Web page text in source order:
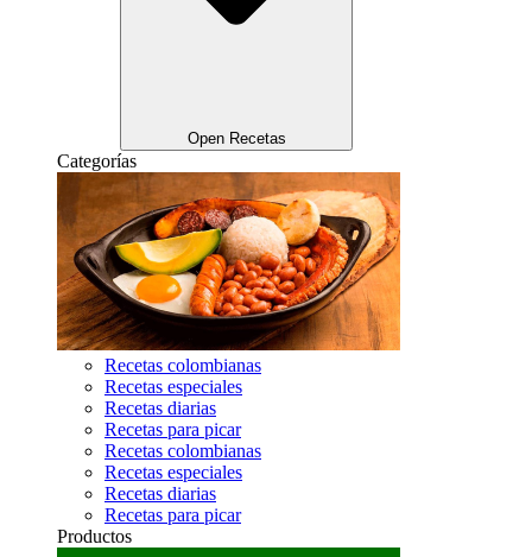
Open Recetas
Categorías
Recetas colombianas
Recetas especiales
Recetas diarias
Recetas para picar
Recetas colombianas
Recetas especiales
Recetas diarias
Recetas para picar
Productos